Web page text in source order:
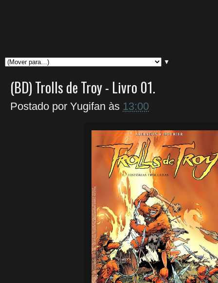
▼
(BD) Trolls de Troy - Livro 01.
Postado por Yugifan às 13:00